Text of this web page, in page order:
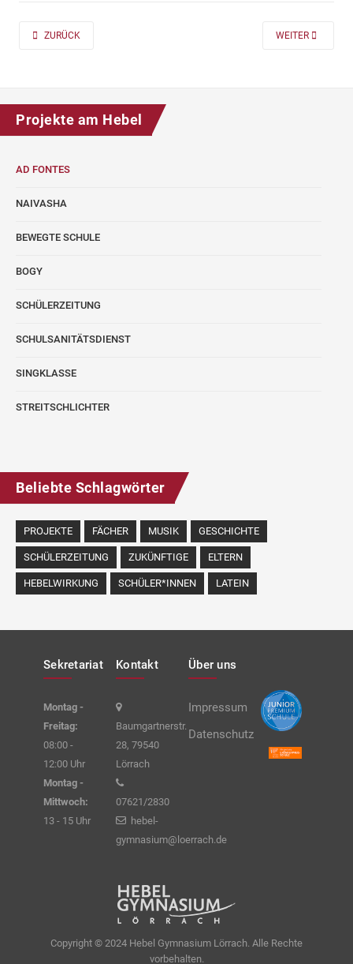
PREVIOUS ARTICLE: AD FONTES 2019/20 „MASS“ FÜR DIE KLASSEN 7
ZURÜCK NEXT ARTICLE:
WEITER
Projekte am Hebel
AD FONTES
NAIVASHA
BEWEGTE SCHULE
BOGY
SCHÜLERZEITUNG
SCHULSANITÄTSDIENST
SINGKLASSE
STREITSCHLICHTER
Beliebte Schlagwörter
PROJEKTE FÄCHER MUSIK GESCHICHTE
SCHÜLERZEITUNG ZUKÜNFTIGE ELTERN
HEBELWIRKUNG SCHÜLER*INNEN LATEIN
Sekretariat
Montag -
Freitag:
08:00 -
12:00 Uhr
Montag -
Mittwoch:
13 - 15 Uhr
Kontakt
Baumgartnerstr.
28, 79540
Lörrach
07621/2830
hebel-
gymnasium@loerrach.de
Über uns
Impressum
Datenschutz
Copyright © 2024 Hebel Gymnasium Lörrach. Alle Rechte
vorbehalten.